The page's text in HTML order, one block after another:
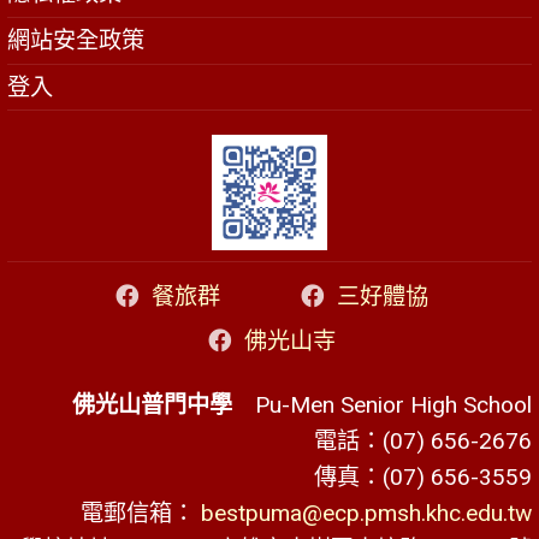
網站安全政策
登入
餐旅群
三好體協
佛光山寺
佛光山普門中學 Pu-Men Senior High School
電話：(07) 656-2676
傳真：(07) 656-3559
電郵信箱： bestpuma@ecp.pmsh.khc.edu.tw